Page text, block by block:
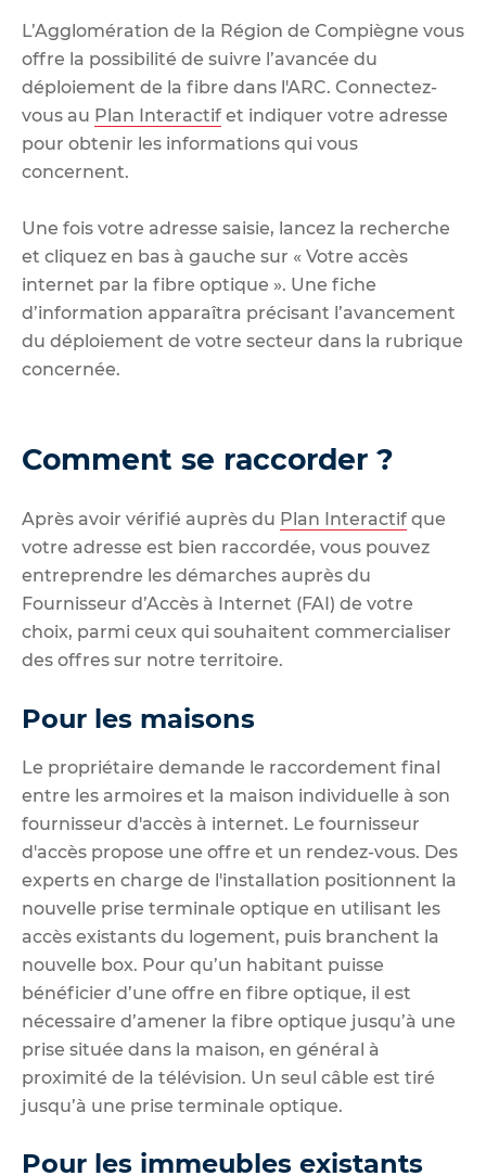
L’Agglomération de la Région de Compiègne vous
offre la possibilité de suivre l’avancée du
déploiement de la fibre dans l'ARC. Connectez-
vous au Plan Interactif et indiquer votre adresse
pour obtenir les informations qui vous
concernent.
Une fois votre adresse saisie, lancez la recherche
et cliquez en bas à gauche sur « Votre accès
internet par la fibre optique ». Une fiche
d’information apparaîtra précisant l’avancement
du déploiement de votre secteur dans la rubrique
concernée.
Comment se raccorder ?
Après avoir vérifié auprès du Plan Interactif que
votre adresse est bien raccordée, vous pouvez
entreprendre les démarches auprès du
Fournisseur d’Accès à Internet (FAI) de votre
choix, parmi ceux qui souhaitent commercialiser
des offres sur notre territoire.
Pour les maisons
Le propriétaire demande le raccordement final
entre les armoires et la maison individuelle à son
fournisseur d'accès à internet. Le fournisseur
d'accès propose une offre et un rendez-vous. Des
experts en charge de l'installation positionnent la
nouvelle prise terminale optique en utilisant les
accès existants du logement, puis branchent la
nouvelle box. Pour qu’un habitant puisse
bénéficier d’une offre en fibre optique, il est
nécessaire d’amener la fibre optique jusqu’à une
prise située dans la maison, en général à
proximité de la télévision. Un seul câble est tiré
jusqu’à une prise terminale optique.
Pour les immeubles existants